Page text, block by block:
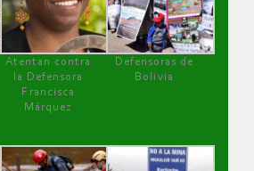
Atentan contra
la Defensora
Francisca
Márquez
Defensoras de
Bolivia